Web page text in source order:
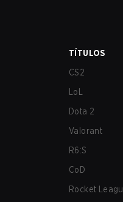
TÍTULOS
CS2
LoL
Dota 2
Valorant
R6:S
CoD
Rocket